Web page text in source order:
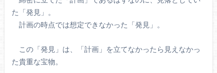
た「発見」。
計画の時点では想定できなかった「発見」。
この「発見」は、「計画」を立てなかったら見えなかっ
た貴重な宝物。